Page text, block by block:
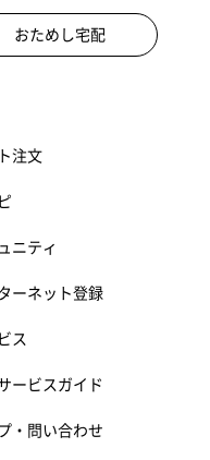
おためし宅配
注文
ニティ
ーネット登録
ス
ービスガイド
・問い合わせ